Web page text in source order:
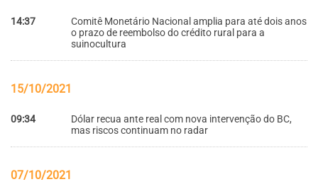
14:37
Comitê Monetário Nacional amplia para até dois anos
o prazo de reembolso do crédito rural para a
suinocultura
15/10/2021
09:34
Dólar recua ante real com nova intervenção do BC,
mas riscos continuam no radar
07/10/2021